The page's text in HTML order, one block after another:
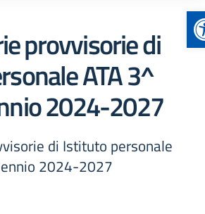
provvisorie di
ATA 3^
2024-2027
di Istituto personale
2024-2027